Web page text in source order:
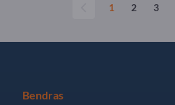
1 2 3
Bendras